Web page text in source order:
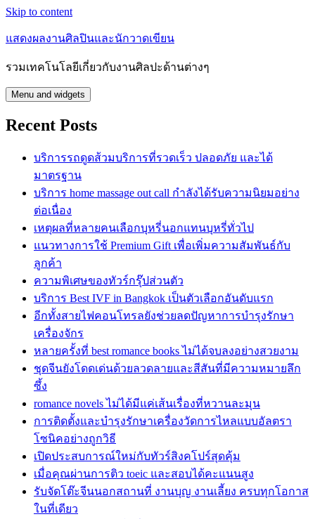
Skip to content
แสดงผลงานศิลปินและนักวาดเขียน
รวมเทคโนโลยีเกี่ยวกับงานศิลปะด้านต่างๆ
Menu and widgets
Recent Posts
บริการรถดูดส้วมบริการที่รวดเร็ว ปลอดภัย และได้
มาตรฐาน
บริการ home massage out call กำลังได้รับความนิยมอย่าง
ต่อเนื่อง
เหตุผลที่หลายคนเลือกบุหรี่นอกแทนบุหรี่ทั่วไป
แนวทางการใช้ Premium Gift เพื่อเพิ่มความสัมพันธ์กับ
ลูกค้า
ความพิเศษของทัวร์กรุ๊ปส่วนตัว
บริการ Best IVF in Bangkok เป็นตัวเลือกอันดับแรก
อีกทั้งสายไฟคอนโทรลยังช่วยลดปัญหาการบำรุงรักษา
เครื่องจักร
หลายครั้งที่ best romance books ไม่ได้จบลงอย่างสวยงาม
ชุดจีนยังโดดเด่นด้วยลวดลายและสีสันที่มีความหมายลึก
ซึ้ง
romance novels ไม่ได้มีแค่เส้นเรื่องที่หวานละมุน
การติดตั้งและบำรุงรักษาเครื่องวัดการไหลแบบอัลตรา
โซนิคอย่างถูกวิธี
เปิดประสบการณ์ใหม่กับทัวร์สิงคโปร์สุดคุ้ม
เมื่อคุณผ่านการติว toeic และสอบได้คะแนนสูง
รับจัดโต๊ะจีนนอกสถานที่ งานบุญ งานเลี้ยง ครบทุกโอกาส
ในที่เดียว